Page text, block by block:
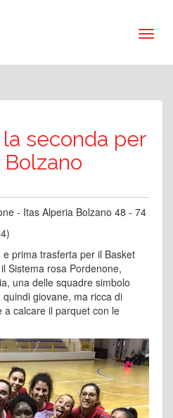
seconda per
- Itas Alperia Bolzano 48 - 74
prima trasferta per il Basket
Sistema rosa Pordenone,
una delle squadre simbolo
giovane, ma ricca di
calcare il parquet con le